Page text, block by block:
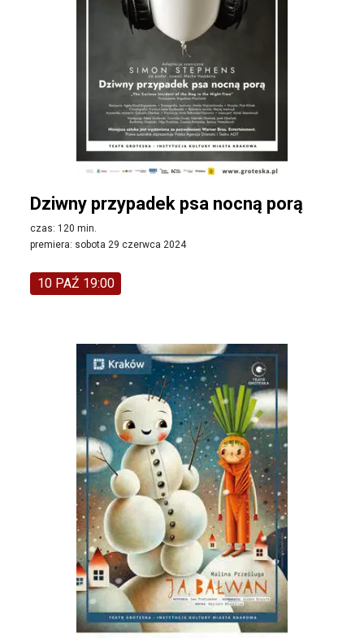
Dziwny przypadek psa nocną porą
czas: 120 min.
premiera: sobota 29 czerwca 2024
10 PAŹ 19:00